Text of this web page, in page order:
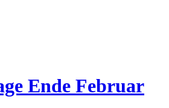
Ende Februar